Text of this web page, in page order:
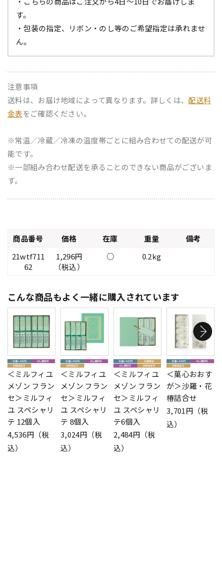
す。
・包装の指定、リボン・のし等のご希望指定は承れませ
ん。
注意事項
送料は、お届け地域によって異なります。詳しくは、配送料
金表をご確認ください。
※常温／冷蔵／冷凍の温度帯ごとに組み合わせての配送が可
能です。
※一部組み合わせ配送を承ることのできない商品がございま
す。
商品番号 価格 在庫 重量
備考
21wtf711
62
1,296円
（税込）
○ 0.2kg
こんな商品もよく一緒に購入されています
＜ミルフィユ
メゾン フラン
セ＞ミルフィ
ユ スペシャリ
テ 12個入
4,536円（税
込）
＜ミルフィユ
メゾン フラン
セ＞ミルフィ
ユ スペシャリ
テ 8個入
3,024円（税
込）
＜ミルフィユ
メゾン フラン
セ＞ミルフィ
ユ スペシャリ
テ6個入
2,484円（税
込）
＜菓心おおす
が＞沙羅・花
椿詰合せ
3,701円（税
込）